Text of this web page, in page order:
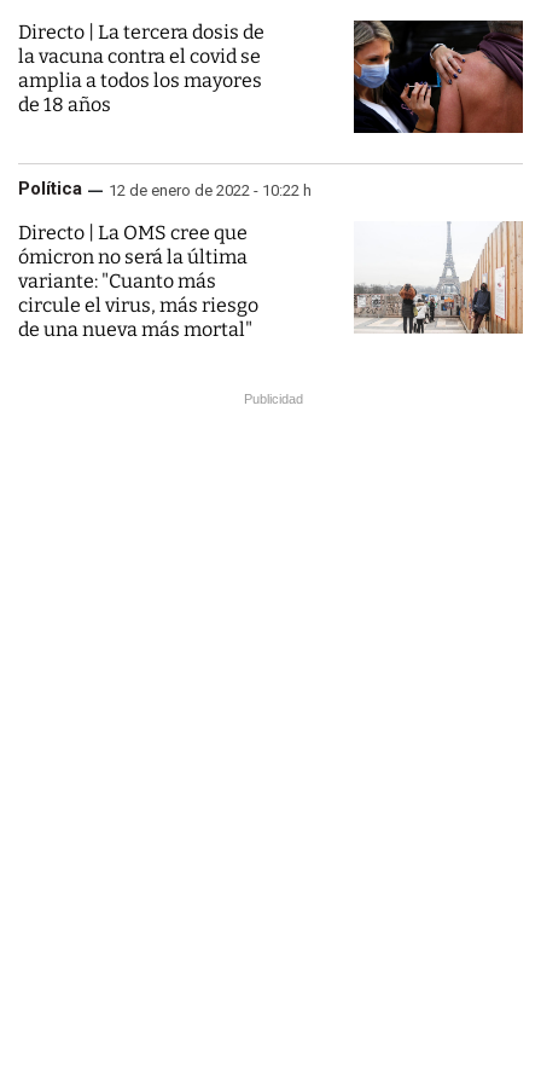
Directo | La tercera dosis de
la vacuna contra el covid se
amplia a todos los mayores
de 18 años
Política 12 de enero de 2022 - 10:22 h
Directo | La OMS cree que
ómicron no será la última
variante: "Cuanto más
circule el virus, más riesgo
de una nueva más mortal"
Publicidad